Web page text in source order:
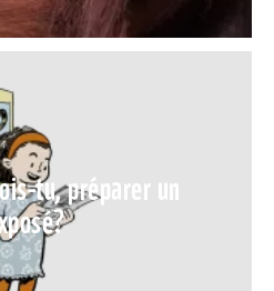
tu, préparer un